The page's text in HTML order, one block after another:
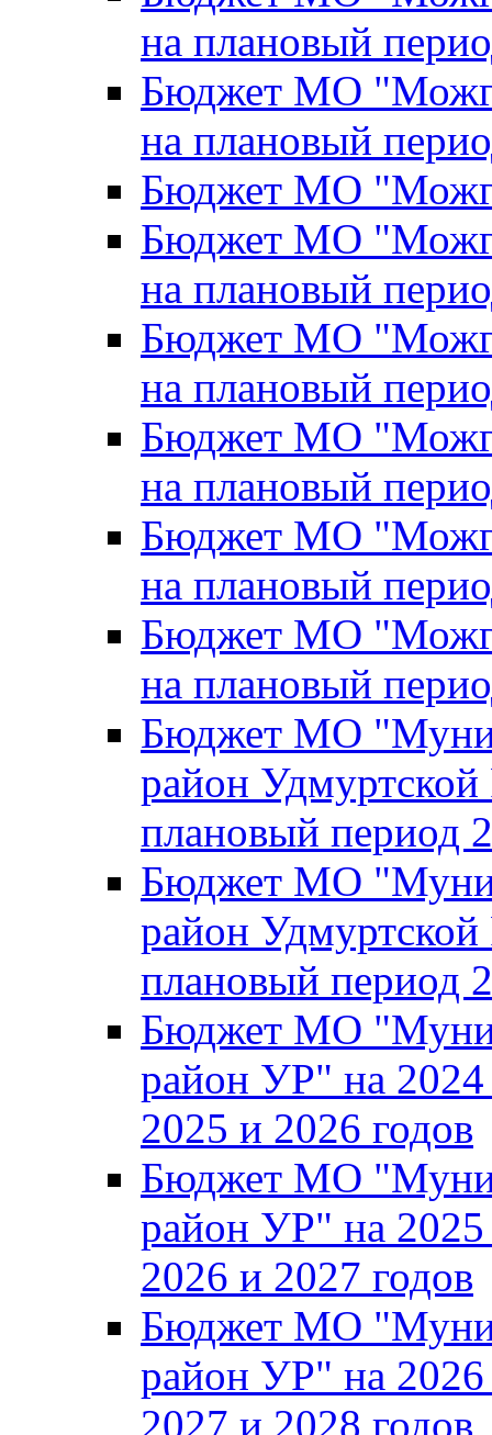
на плановый
Бюджет МО
на плановый
Бюджет МО
Бюджет МО
на плановый
Бюджет МО
на плановый
Бюджет МО
на плановый
Бюджет МО
на плановый
Бюджет МО
на плановый
Бюджет МО
район
плановый период
Бюджет МО
район
плановый период
Бюджет МО
район УР" на 2024
2025 и 2026 годов
Бюджет МО
район УР" на 2025
2026 и 2027 годов
Бюджет МО
район УР" на 2026
2027 и 2028 годов